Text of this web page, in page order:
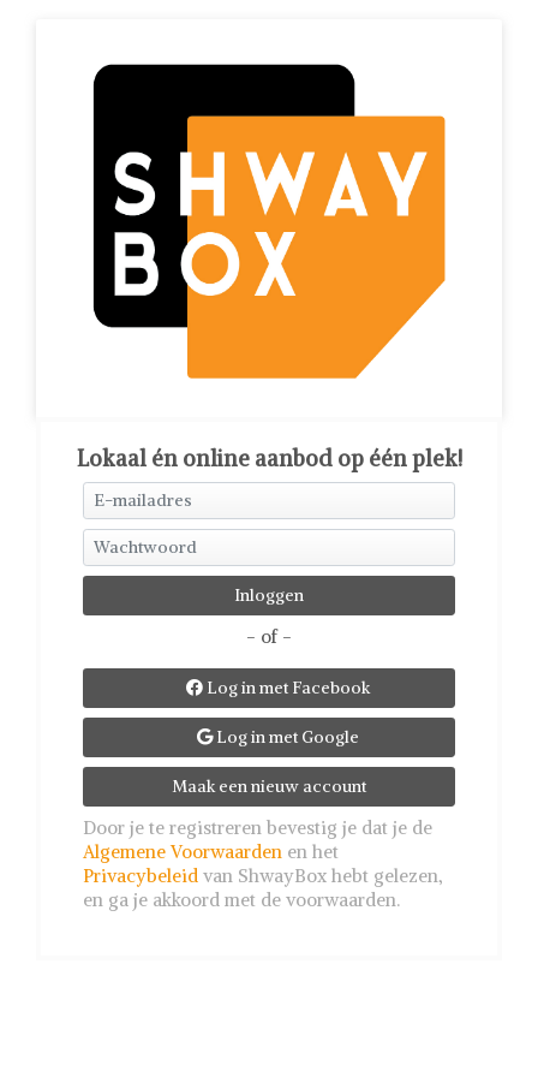
Lokaal én online aanbod op één plek!
- of -
Log in met Facebook
Log in met Google
Maak een nieuw account
Door je te registreren bevestig je dat je de
Algemene Voorwaarden en het
Privacybeleid van ShwayBox hebt gelezen,
en ga je akkoord met de voorwaarden.